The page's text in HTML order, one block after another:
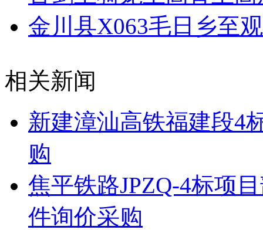
金川县X063毛日乡至
相关新闻
新建漳汕高铁福建段4
购
焦平铁路JPZQ-4标项
件询价采购